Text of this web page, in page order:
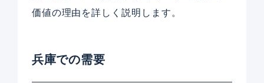
価値の理由を詳しく説明します。
兵庫での需要